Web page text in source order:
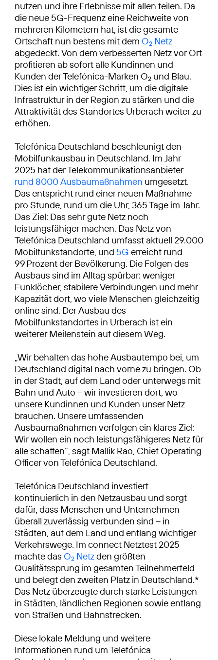
nutzen und ihre Erlebnisse mit allen teilen. Da
die neue 5G-Frequenz eine Reichweite von
mehreren Kilometern hat, ist die gesamte
Ortschaft nun bestens mit dem O2 Netz
abgedeckt. Von dem verbesserten Netz vor Ort
profitieren ab sofort alle Kundinnen und
Kunden der Telefónica-Marken O2 und Blau.
Dies ist ein wichtiger Schritt, um die digitale
Infrastruktur in der Region zu stärken und die
Attraktivität des Standortes Urberach weiter zu
erhöhen.
Telefónica Deutschland beschleunigt den
Mobilfunkausbau in Deutschland. Im Jahr
2025 hat der Telekommunikationsanbieter
rund 8000 Ausbaumaßnahmen umgesetzt.
Das entspricht rund einer neuen Maßnahme
pro Stunde, rund um die Uhr, 365 Tage im Jahr.
Das Ziel: Das sehr gute Netz noch
leistungsfähiger machen. Das Netz von
Telefónica Deutschland umfasst aktuell 29.000
Mobilfunkstandorte, und 5G erreicht rund
99 Prozent der Bevölkerung. Die Folgen des
Ausbaus sind im Alltag spürbar: weniger
Funklöcher, stabilere Verbindungen und mehr
Kapazität dort, wo viele Menschen gleichzeitig
online sind. Der Ausbau des
Mobilfunkstandortes in Urberach ist ein
weiterer Meilenstein auf diesem Weg.
„Wir behalten das hohe Ausbautempo bei, um
Deutschland digital nach vorne zu bringen. Ob
in der Stadt, auf dem Land oder unterwegs mit
Bahn und Auto – wir investieren dort, wo
unsere Kundinnen und Kunden unser Netz
brauchen. Unsere umfassenden
Ausbaumaßnahmen verfolgen ein klares Ziel:
Wir wollen ein noch leistungsfähigeres Netz für
alle schaffen“, sagt Mallik Rao, Chief Operating
Officer von Telefónica Deutschland.
Telefónica Deutschland investiert
kontinuierlich in den Netzausbau und sorgt
dafür, dass Menschen und Unternehmen
überall zuverlässig verbunden sind – in
Städten, auf dem Land und entlang wichtiger
Verkehrswege. Im connect Netztest 2025
machte das O2 Netzden größten
Qualitätssprung im gesamten Teilnehmerfeld
und belegt den zweiten Platz in Deutschland.*
Das Netz überzeugte durch starke Leistungen
in Städten, ländlichen Regionen sowie entlang
von Straßen und Bahnstrecken.
Diese lokale Meldung und weitere
Informationen rund um Telefónica